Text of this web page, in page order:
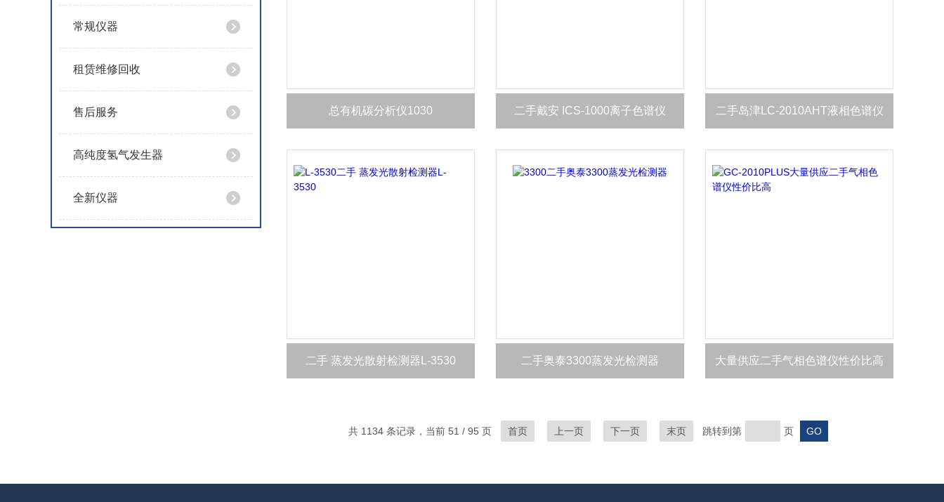
常规仪器
租赁维修回收
售后服务
高纯度氢气发生器
全新仪器
总有机碳分析仪1030 二手戴安 ICS-1000离子色谱仪 二手岛津LC-2010AHT液相色谱仪
二手 蒸发光散射检测器L-3530 二手奥泰3300蒸发光检测器 大量供应二手气相色谱仪性价比高
共 1134 条记录，当前 51 / 95 页 首页 上一页 下一页 末页 跳转到第 页